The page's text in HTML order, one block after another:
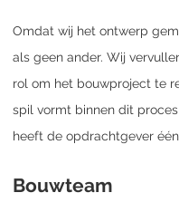
Omdat wij het ontwerp
als geen ander. Wij
rol om het bouwproject te
spil vormt binnen dit
heeft de opdrachtgever
Bouwteam